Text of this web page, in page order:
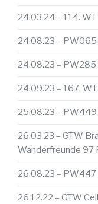
24.03.24 – 114.
24.08.23 –
24.08.23 – PW285
24.09.23 – 167.
25.08.23 – PW449
26.03.23 – GTW
Wanderfreunde 97
26.08.23 – PW447
26.12.22 – GTW